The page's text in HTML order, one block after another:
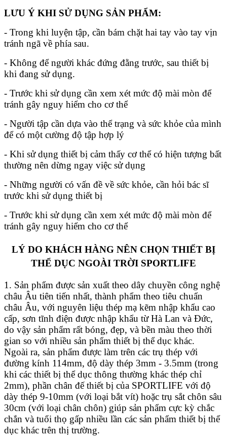
LƯU Ý KHI SỬ DỤNG SẢN PHẨM:
- Trong khi luyện tập, cần bám chặt hai tay vào tay vịn
tránh ngã về phía sau.
- Không để người khác đứng đằng trước, sau thiết bị
khi đang sử dụng.
- Trước khi sử dụng cần xem xét mức độ mài mòn để
tránh gây nguy hiểm cho cơ thể
- Người tập cần dựa vào thể trạng và sức khỏe của mình
để có một cường độ tập hợp lý
- Khi sử dụng thiết bị cảm thấy cơ thể có hiện tượng bất
thường nên dừng ngay việc sử dụng
- Những người có vấn đề về sức khỏe, cần hỏi bác sĩ
trước khi sử dụng thiết bị
- Trước khi sử dụng cần xem xét mức độ mài mòn để
tránh gây nguy hiểm cho cơ thể
LÝ DO KHÁCH HÀNG NÊN CHỌN THIẾT BỊ
THỂ DỤC NGOÀI TRỜI SPORTLIFE
1. Sản phẩm được sản xuất theo dây chuyền công nghệ
châu Âu tiên tiến nhất, thành phẩm theo tiêu chuẩn
châu Âu, với nguyên liệu thép mạ kẽm nhập khẩu cao
cấp, sơn tĩnh điện được nhập khẩu từ Hà Lan và Đức,
do vậy sản phẩm rất bóng, đẹp, và bền màu theo thời
gian so với nhiều sản phẩm thiết bị thể dục khác.
Ngoài ra, sản phẩm được làm trên các trụ thép với
đường kính 114mm, độ dày thép 3mm - 3.5mm (trong
khi các thiết bị thể dục thông thường khác thép chỉ
2mm), phần chân đế thiết bị của SPORTLIFE với độ
dày thép 9-10mm (với loại bắt vít) hoặc trụ sắt chôn sâu
30cm (với loại chân chôn) giúp sản phẩm cực kỳ chắc
chắn và tuổi thọ gấp nhiều lần các sản phẩm thiết bị thể
dục khác trên thị trường.